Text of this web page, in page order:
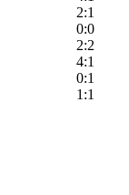
2:1
0:0
2:2
4:1
0:1
1:1